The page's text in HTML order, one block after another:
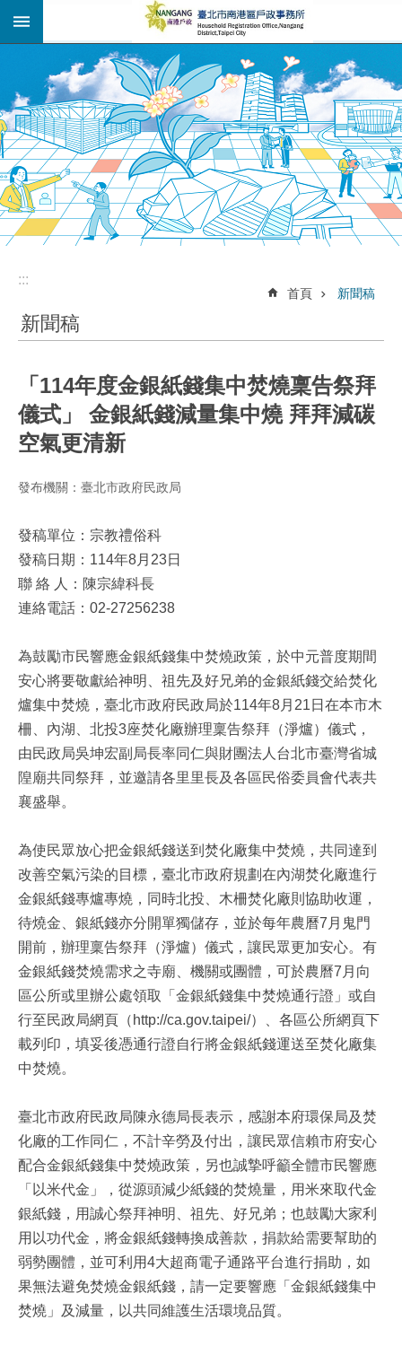
跳到主要內容區塊
:::
:::
首頁 新聞稿
新聞稿
「114年度金銀紙錢集中焚燒稟告祭拜
儀式」 金銀紙錢減量集中燒 拜拜減碳
空氣更清新
發布機關：臺北市政府民政局
發稿單位：宗教禮俗科
發稿日期：114年8月23日
聯 絡 人：陳宗緯科長
連絡電話：02-27256238
為鼓勵市民響應金銀紙錢集中焚燒政策，於中元普度期間
安心將要敬獻給神明、祖先及好兄弟的金銀紙錢交給焚化
爐集中焚燒，臺北市政府民政局於114年8月21日在本市木
柵、內湖、北投3座焚化廠辦理稟告祭拜（淨爐）儀式，
由民政局吳坤宏副局長率同仁與財團法人台北市臺灣省城
隍廟共同祭拜，並邀請各里里長及各區民俗委員會代表共
襄盛舉。
為使民眾放心把金銀紙錢送到焚化廠集中焚燒，共同達到
改善空氣污染的目標，臺北市政府規劃在內湖焚化廠進行
金銀紙錢專爐專燒，同時北投、木柵焚化廠則協助收運，
待燒金、銀紙錢亦分開單獨儲存，並於每年農曆7月鬼門
開前，辦理稟告祭拜（淨爐）儀式，讓民眾更加安心。有
金銀紙錢焚燒需求之寺廟、機關或團體，可於農曆7月向
區公所或里辦公處領取「金銀紙錢集中焚燒通行證」或自
行至民政局網頁（http://ca.gov.taipei/）、各區公所網頁下
載列印，填妥後憑通行證自行將金銀紙錢運送至焚化廠集
中焚燒。
臺北市政府民政局陳永德局長表示，感謝本府環保局及焚
化廠的工作同仁，不計辛勞及付出，讓民眾信賴市府安心
配合金銀紙錢集中焚燒政策，另也誠摯呼籲全體市民響應
「以米代金」，從源頭減少紙錢的焚燒量，用米來取代金
銀紙錢，用誠心祭拜神明、祖先、好兄弟；也鼓勵大家利
用以功代金，將金銀紙錢轉換成善款，捐款給需要幫助的
弱勢團體，並可利用4大超商電子通路平台進行捐助，如
果無法避免焚燒金銀紙錢，請一定要響應「金銀紙錢集中
焚燒」及減量，以共同維護生活環境品質。